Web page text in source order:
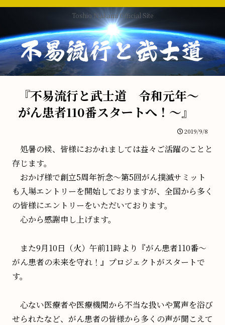
Toshio Ｎakami Official Site
『不易流行と武士道 令和元年～
がん患者110番スタートへ！～』
2019/9/8
処暑の候、皆様におかれましては益々ご活躍のことと
存じます。
おかげ様で創立5周年祈念～第5回がん撲滅サミット
も入場エントリーを開始しておりますが、全国から多く
の皆様にエントリーをいただいております。
心から感謝申し上げます。
また9月10日（火）午前11時より『がん患者110番～
がん患者の未来を守れ！』プロジェクトがスタートで
す。
心ない医療者や医療機関から不当な扱いや罵声を浴び
せられたなど、がん患者の皆様から多くの声が聞こえて